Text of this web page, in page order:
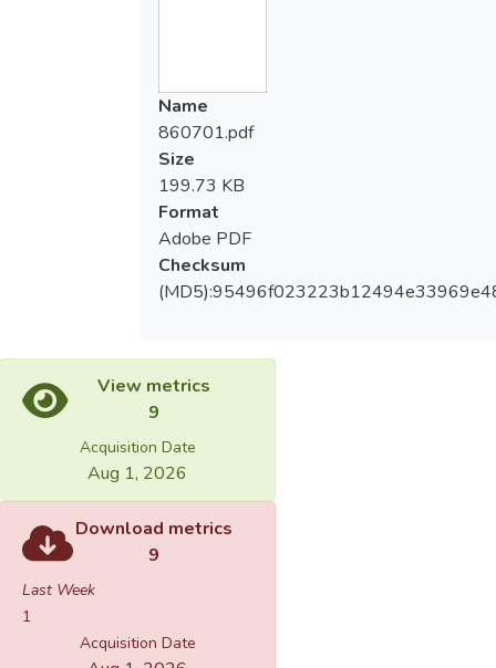
Name
860701.pdf
Size
199.73 KB
Format
Adobe PDF
Checksum
View metrics
9
Acquisition Date
Aug 1, 2026
Download metrics
9
Last Week
1
Acquisition Date